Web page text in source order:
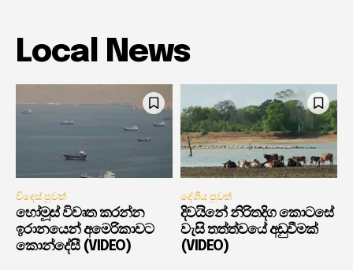
Local News
විදෙස් පුවත්
හෝමූස් විවෘත කරන්න
ඉරානයෙන් අමෙරිකාවට
කොන්දේසී (VIDEO)
දේශීය පුවත්
දිවයිනේ නිරිතදිග කොටසේ
වැසි තත්ත්වයේ අඩුවීමක්
(VIDEO)